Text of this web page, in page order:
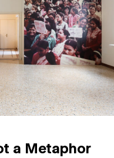
a Metaphor